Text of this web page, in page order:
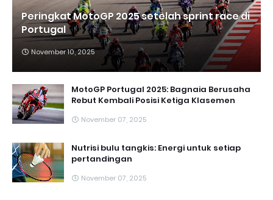
Peringkat MotoGP 2025 setelah sprint race di
Portugal
November 10, 2025
MotoGP Portugal 2025: Bagnaia Berusaha
Rebut Kembali Posisi Ketiga Klasemen
November 07, 2025
Nutrisi bulu tangkis: Energi untuk setiap
pertandingan
November 07, 2025